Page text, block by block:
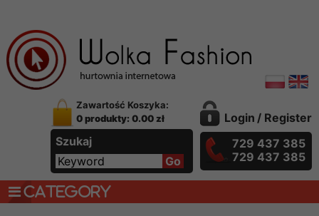
Zawartość Koszyka:
0 produkty: 0.00 zł
Szukaj
Login / Register
729 437 385
729 437 385
CATEGORY